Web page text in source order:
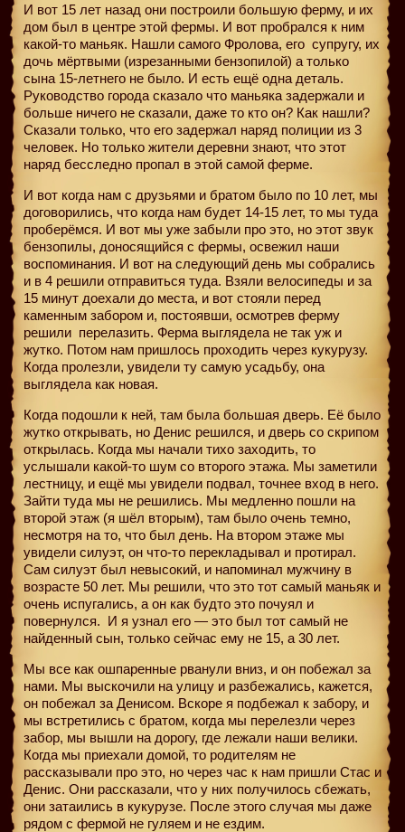
И вот 15 лет назад они построили большую ферму, и их
дом был в центре этой фермы. И вот пробрался к ним
какой-то маньяк. Нашли самого Фролова, его супругу, их
дочь мёртвыми (изрезанными бензопилой) а только
сына 15-летнего не было. И есть ещё одна деталь.
Руководство города сказало что маньяка задержали и
больше ничего не сказали, даже то кто он? Как нашли?
Сказали только, что его задержал наряд полиции из 3
человек. Но только жители деревни знают, что этот
наряд бесследно пропал в этой самой ферме.
И вот когда нам с друзьями и братом было по 10 лет, мы
договорились, что когда нам будет 14-15 лет, то мы туда
проберёмся. И вот мы уже забыли про это, но этот звук
бензопилы, доносящийся с фермы, освежил наши
воспоминания. И вот на следующий день мы собрались
и в 4 решили отправиться туда. Взяли велосипеды и за
15 минут доехали до места, и вот стояли перед
каменным забором и, постоявши, осмотрев ферму
решили перелазить. Ферма выглядела не так уж и
жутко. Потом нам пришлось проходить через кукурузу.
Когда пролезли, увидели ту самую усадьбу, она
выглядела как новая.
Когда подошли к ней, там была большая дверь. Её было
жутко открывать, но Денис решился, и дверь со скрипом
открылась. Когда мы начали тихо заходить, то
услышали какой-то шум со второго этажа. Мы заметили
лестницу, и ещё мы увидели подвал, точнее вход в него.
Зайти туда мы не решились. Мы медленно пошли на
второй этаж (я шёл вторым), там было очень темно,
несмотря на то, что был день. На втором этаже мы
увидели силуэт, он что-то перекладывал и протирал.
Сам силуэт был невысокий, и напоминал мужчину в
возрасте 50 лет. Мы решили, что это тот самый маньяк и
очень испугались, а он как будто это почуял и
повернулся. И я узнал его — это был тот самый не
найденный сын, только сейчас ему не 15, а 30 лет.
Мы все как ошпаренные рванули вниз, и он побежал за
нами. Мы выскочили на улицу и разбежались, кажется,
он побежал за Денисом. Вскоре я подбежал к забору, и
мы встретились с братом, когда мы перелезли через
забор, мы вышли на дорогу, где лежали наши велики.
Когда мы приехали домой, то родителям не
рассказывали про это, но через час к нам пришли Стас и
Денис. Они рассказали, что у них получилось сбежать,
они затаились в кукурузе. После этого случая мы даже
рядом с фермой не гуляем и не ездим.